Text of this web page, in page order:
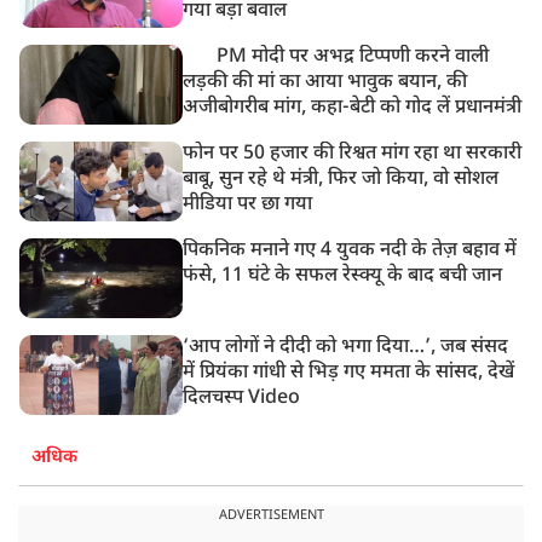
गया बड़ा बवाल
PM मोदी पर अभद्र टिप्पणी करने वाली
लड़की की मां का आया भावुक बयान, की
अजीबोगरीब मांग, कहा-बेटी को गोद लें प्रधानमंत्री
फोन पर 50 हजार की रिश्वत मांग रहा था सरकारी
बाबू, सुन रहे थे मंत्री, फिर जो किया, वो सोशल
मीडिया पर छा गया
पिकनिक मनाने गए 4 युवक नदी के तेज़ बहाव में
फंसे, 11 घंटे के सफल रेस्क्यू के बाद बची जान
‘आप लोगों ने दीदी को भगा दिया…’, जब संसद
में प्रियंका गांधी से भिड़ गए ममता के सांसद, देखें
दिलचस्प Video
अधिक
ADVERTISEMENT